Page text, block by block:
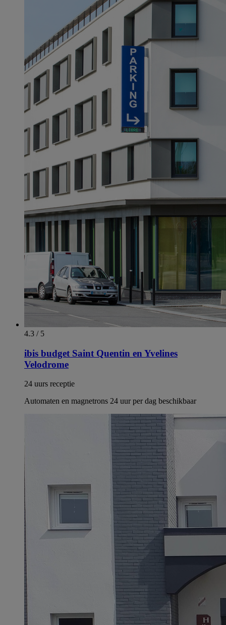
4.3 / 5
ibis budget Saint Quentin en Yvelines
Velodrome
24 uurs receptie
Automaten en magnetrons 24 uur per dag beschikbaar